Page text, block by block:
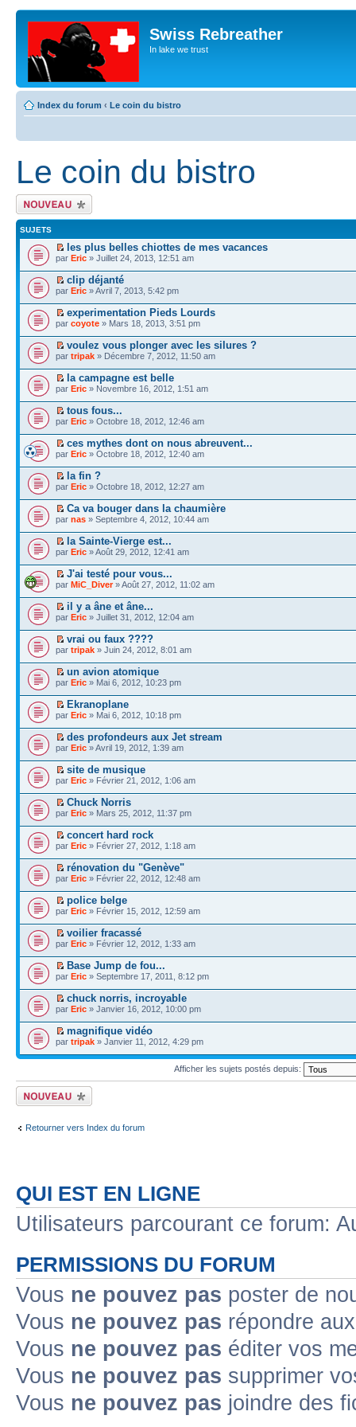
Swiss Rebreather
In lake we trust
Index du forum ‹ Le coin du bistro
Le coin du bistro
Écrire un nouveau
sujet
SUJETS
les plus belles chiottes de mes vacances
par Eric » Juillet 24, 2013, 12:51 am
clip déjanté
par Eric » Avril 7, 2013, 5:42 pm
experimentation Pieds Lourds
par coyote » Mars 18, 2013, 3:51 pm
voulez vous plonger avec les silures ?
par tripak » Décembre 7, 2012, 11:50 am
la campagne est belle
par Eric » Novembre 16, 2012, 1:51 am
tous fous...
par Eric » Octobre 18, 2012, 12:46 am
ces mythes dont on nous abreuvent...
par Eric » Octobre 18, 2012, 12:40 am
la fin ?
par Eric » Octobre 18, 2012, 12:27 am
Ca va bouger dans la chaumière
par nas » Septembre 4, 2012, 10:44 am
la Sainte-Vierge est...
par Eric » Août 29, 2012, 12:41 am
J'ai testé pour vous...
par MiC_Diver» Août 27, 2012, 11:02 am
il y a âne et âne...
par Eric » Juillet 31, 2012, 12:04 am
vrai ou faux ????
par tripak » Juin 24, 2012, 8:01 am
un avion atomique
par Eric » Mai 6, 2012, 10:23 pm
Ekranoplane
par Eric » Mai 6, 2012, 10:18 pm
des profondeurs aux Jet stream
par Eric » Avril 19, 2012, 1:39 am
site de musique
par Eric » Février 21, 2012, 1:06 am
Chuck Norris
par Eric » Mars 25, 2012, 11:37 pm
concert hard rock
par Eric » Février 27, 2012, 1:18 am
rénovation du "Genève"
par Eric » Février 22, 2012, 12:48 am
police belge
par Eric » Février 15, 2012, 12:59 am
voilier fracassé
par Eric » Février 12, 2012, 1:33 am
Base Jump de fou...
par Eric » Septembre 17, 2011, 8:12 pm
chuck norris, incroyable
par Eric » Janvier 16, 2012, 10:00 pm
magnifique vidéo
par tripak » Janvier 11, 2012, 4:29 pm
Afficher les sujets postés depuis:
Écrire un nouveau
sujet
Retourner vers Index du forum
QUI EST EN LIGNE
Utilisateurs parcourant ce forum:
PERMISSIONS DU FORUM
Vous ne pouvez pas poster de
Vous ne pouvez pas répondre
Vous ne pouvez pas éditer vos
Vous ne pouvez pas supprimer
Vous ne pouvez pas joindre des